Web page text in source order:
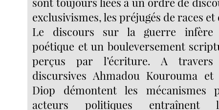
exclusivismes, les préjugés de races
Le discours sur la guerre infère
poétique et un bouleversement
perçus par l’écriture. A travers
discursives Ahmadou Kourouma
Diop démontent les mécanismes
acteurs politiques entraînent